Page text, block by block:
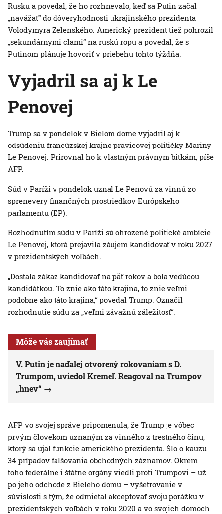
Rusku a povedal, že ho rozhnevalo, keď sa Putin začal
„navážať“ do dôveryhodnosti ukrajinského prezidenta
Volodymyra Zelenského. Americký prezident tiež pohrozil
„sekundárnymi clami“ na ruskú ropu a povedal, že s
Putinom plánuje hovoriť v priebehu tohto týždňa.
Vyjadril sa aj k Le
Penovej
Trump sa v pondelok v Bielom dome vyjadril aj k
odsúdeniu francúzskej krajne pravicovej političky Mariny
Le Penovej. Prirovnal ho k vlastným právnym bitkám, píše
AFP.
Súd v Paríži v pondelok uznal Le Penovú za vinnú zo
sprenevery finančných prostriedkov Európskeho
parlamentu (EP).
Rozhodnutím súdu v Paríži sú ohrozené politické ambície
Le Penovej, ktorá prejavila záujem kandidovať v roku 2027
v prezidentských voľbách.
„Dostala zákaz kandidovať na päť rokov a bola vedúcou
kandidátkou. To znie ako táto krajina, to znie veľmi
podobne ako táto krajina,“ povedal Trump. Označil
rozhodnutie súdu za „veľmi závažnú záležitosť“.
Môže vás zaujímať
V. Putin je naďalej otvorený rokovaniam s D.
Trumpom, uviedol Kremeľ. Reagoval na Trumpov
„hnev“
AFP vo svojej správe pripomenula, že Trump je vôbec
prvým človekom uznaným za vinného z trestného činu,
ktorý sa ujal funkcie amerického prezidenta. Šlo o kauzu
34 prípadov falšovania obchodných záznamov. Okrem
toho federálne i štátne orgány viedli proti Trumpovi – už
po jeho odchode z Bieleho domu – vyšetrovanie v
súvislosti s tým, že odmietal akceptovať svoju porážku v
prezidentských voľbách v roku 2020 a vo svojich domoch